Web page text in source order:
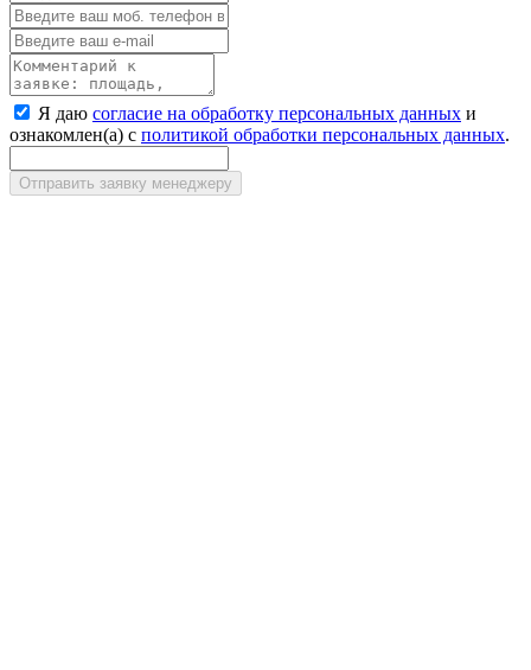
Я даю согласие на обработку персональных данных и
ознакомлен(а) с политикой обработки персональных данных.
Отправить заявку менеджеру